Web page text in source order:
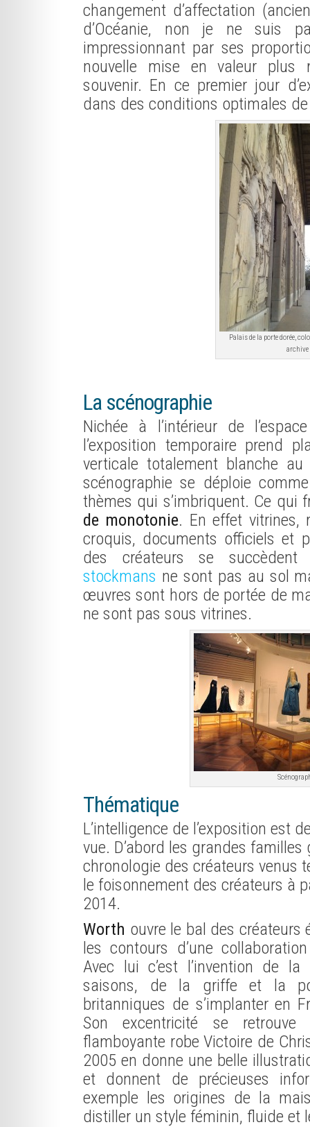
changement d’affectation
d’Océanie, non je ne suis
impressionnant par ses
nouvelle mise en valeur plus
souvenir. En ce premier jour
dans des conditions optimales
Palais de la porte dorée,
archive
La scénographie
Nichée à l’intérieur de
l’exposition temporaire prend
verticale totalement blanche
scénographie se déploie
thèmes qui s’imbriquent. Ce qui
de monotonie. En effet vitrines,
croquis, documents officiels et
des créateurs se
stockmans ne sont pas au sol
œuvres sont hors de portée de
ne sont pas sous vitrines.
Thématique
L’intelligence de l’exposition est
vue. D’abord les grandes
chronologie des créateurs venus
le foisonnement des créateurs à
2014.
Worth ouvre le bal des créateurs
les contours d’une
Avec lui c’est l’invention de la
saisons, de la griffe et la
britanniques de s’implanter en
Son excentricité se
flamboyante robe Victoire de
2005 en donne une belle
et donnent de précieuses
exemple les origines de la
distiller un style féminin, fluide et